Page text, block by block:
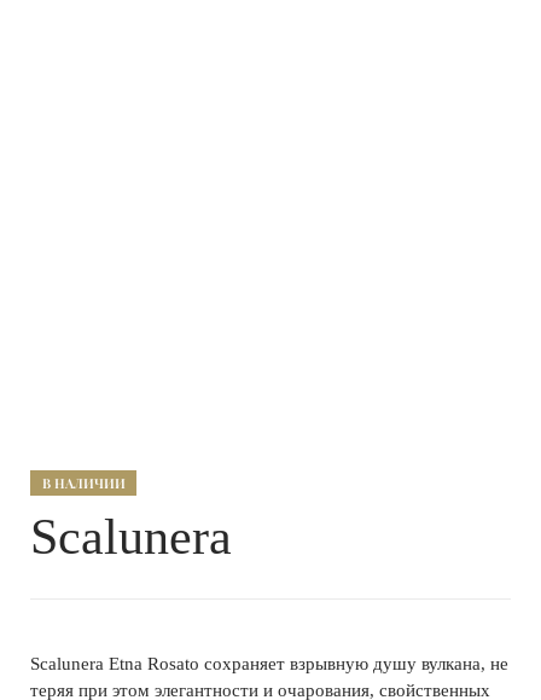
В НАЛИЧИИ
Scalunera
Scalunera Etna Rosato сохраняет взрывную душу вулкана, не
теряя при этом элегантности и очарования, свойственных